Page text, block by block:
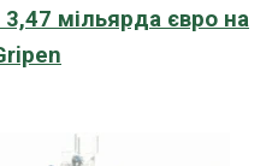
3,47 мільярда євро на